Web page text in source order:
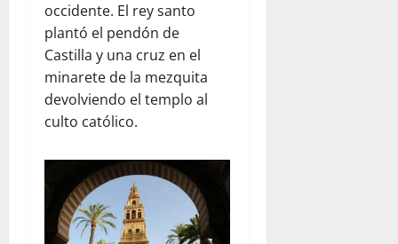
occidente. El rey santo
plantó el pendón de
Castilla y una cruz en el
minarete de la mezquita
devolviendo el templo al
culto católico.